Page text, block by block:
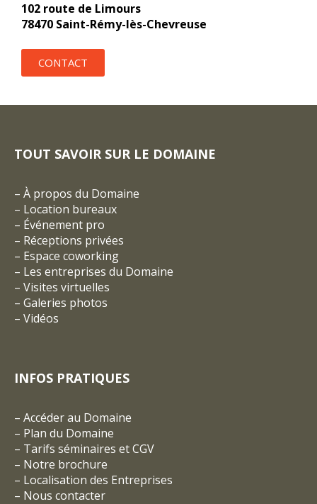
102 route de Limours
78470 Saint-Rémy-lès-Chevreuse
CONTACT
TOUT SAVOIR SUR LE DOMAINE
– À propos du Domaine
– Location bureaux
– Événement pro
– Réceptions privées
– Espace coworking
– Les entreprises du Domaine
– Visites virtuelles
– Galeries photos
– Vidéos
INFOS PRATIQUES
– Accéder au Domaine
– Plan du Domaine
– Tarifs séminaires et CGV
– Notre brochure
– Localisation des Entreprises
– Nous contacter